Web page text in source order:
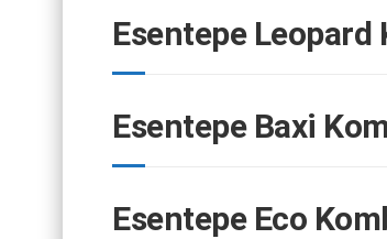
Esentepe
Esentepe Baxi
Esentepe Eco